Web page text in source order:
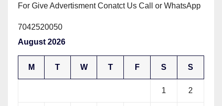
For Give Advertisment Conatct Us Call or WhatsApp
7042520050
August 2026
M T W T F S S
1 2